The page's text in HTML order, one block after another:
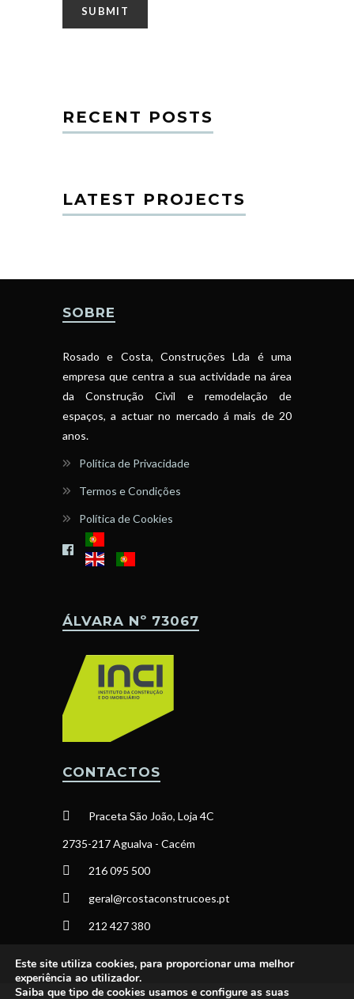
RECENT POSTS
LATEST PROJECTS
SOBRE
Rosado e Costa, Construções Lda é uma
empresa que centra a sua actividade na área
da Construção Civil e remodelação de
espaços, a actuar no mercado á mais de 20
anos.
Política de Privacidade
Termos e Condições
Política de Cookies
ÁLVARA Nº 73067
CONTACTOS
Praceta São João, Loja 4C
2735-217 Agualva - Cacém
216 095 500
geral@rcostaconstrucoes.pt
212 427 380
Este site utiliza cookies, para proporcionar uma melhor
experiência ao utilizador.
Saiba que tipo de cookies usamos e configure as suas